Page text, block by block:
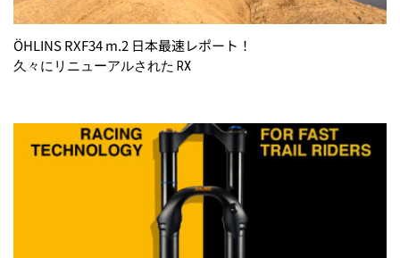
ÖHLINS RXF34 m.2 日本最速レポート！
久々にリニューアルされた RX